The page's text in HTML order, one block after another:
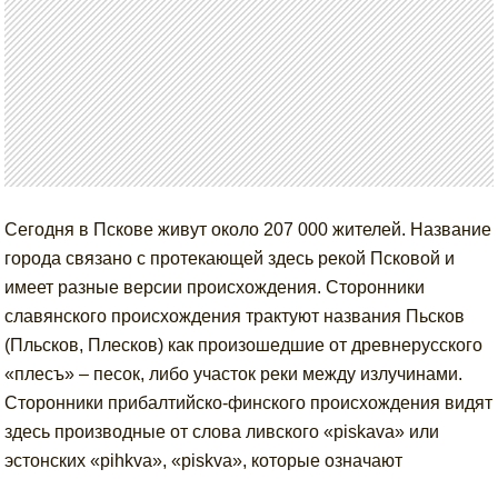
Сегодня в Пскове живут около 207 000 жителей. Название
города связано с протекающей здесь рекой Псковой и
имеет разные версии происхождения. Сторонники
славянского происхождения трактуют названия Пьсков
(Пльсков, Плесков) как произошедшие от древнерусского
«плесъ» – песок, либо участок реки между излучинами.
Сторонники прибалтийско-финского происхождения видят
здесь производные от слова ливского «piskava» или
эстонских «pihkva», «piskva», которые означают